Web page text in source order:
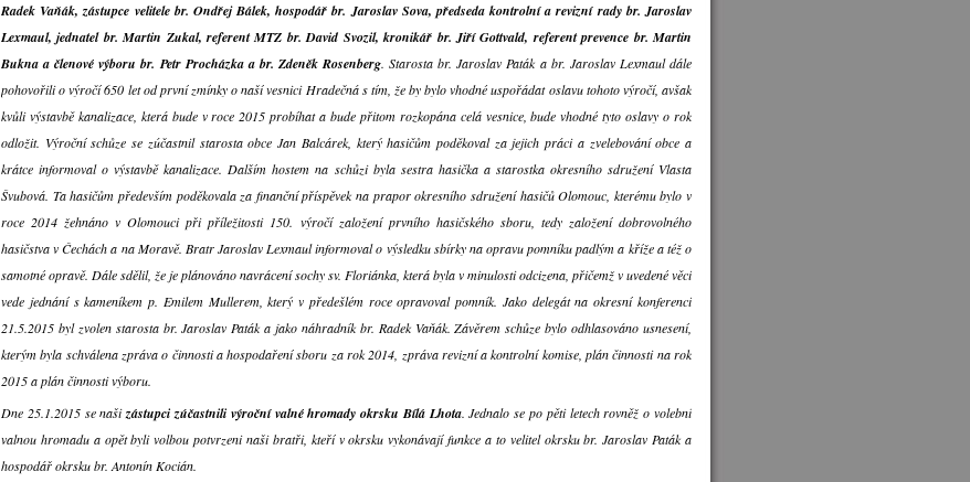
Radek Vaňák, zástupce velitele br. Ondřej Bálek, hospodář br. Jaroslav Sova, předseda kontrolní a revizní rady br. Jaroslav
Lexmaul, jednatel br. Martin Zukal, referent MTZ br. David Svozil, kronikář br. Jiří Gottvald, referent prevence br. Martin
Bukna a členové výboru br. Petr Procházka a br. Zdeněk Rosenberg. Starosta br. Jaroslav Paták a br. Jaroslav Lexmaul dále
pohovořili o výročí 650 let od první zmínky o naší vesnici Hradečná s tím, že by bylo vhodné uspořádat oslavu tohoto výročí, avšak
kvůli výstavbě kanalizace, která bude v roce 2015 probíhat a bude přitom rozkopána celá vesnice, bude vhodné tyto oslavy o rok
odložit. Výroční schůze se zúčastnil starosta obce Jan Balcárek, který hasičům poděkoval za jejich práci a zvelebování obce a
krátce informoval o výstavbě kanalizace. Dalším hostem na schůzi byla sestra hasička a starostka okresního sdružení Vlasta
Švubová. Ta hasičům především poděkovala za finanční příspěvek na prapor okresního sdružení hasičů Olomouc, kterému bylo v
roce 2014 žehnáno v Olomouci při příležitosti 150. výročí založení prvního hasičského sboru, tedy založení dobrovolného
hasičstva v Čechách a na Moravě. Bratr Jaroslav Lexmaul informoval o výsledku sbírky na opravu pomníku padlým a kříže a též o
samotné opravě. Dále sdělil, že je plánováno navrácení sochy sv. Floriánka, která byla v minulosti odcizena, přičemž v uvedené věci
vede jednání s kameníkem p. Emilem Mullerem, který v předešlém roce opravoval pomník. Jako delegát na okresní konferenci
21.5.2015 byl zvolen starosta br. Jaroslav Paták a jako náhradník br. Radek Vaňák. Závěrem schůze bylo odhlasováno usnesení,
kterým byla schválena zpráva o činnosti a hospodaření sboru za rok 2014, zpráva revizní a kontrolní komise, plán činnosti na rok
2015 a plán činnosti výboru.
Dne 25.1.2015 se našizástupci zúčastnili výroční valné hromady okrsku Bílá Lhota. Jednalo se po pěti letech rovněž o volební
valnou hromadu a opět byli volbou potvrzeni naši bratři, kteří v okrsku vykonávají funkce a to velitel okrsku br. Jaroslav Paták a
hospodář okrsku br. Antonín Kocián.